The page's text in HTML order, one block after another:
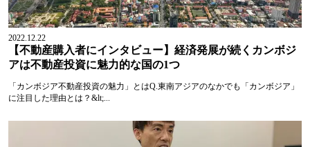
2022.12.22
【不動産購入者にインタビュー】経済発展が続くカンボジ
アは不動産投資に魅力的な国の1つ
「カンボジア不動産投資の魅力」とはQ.東南アジアのなかでも「カンボジア」
に注目した理由とは？&lt;...